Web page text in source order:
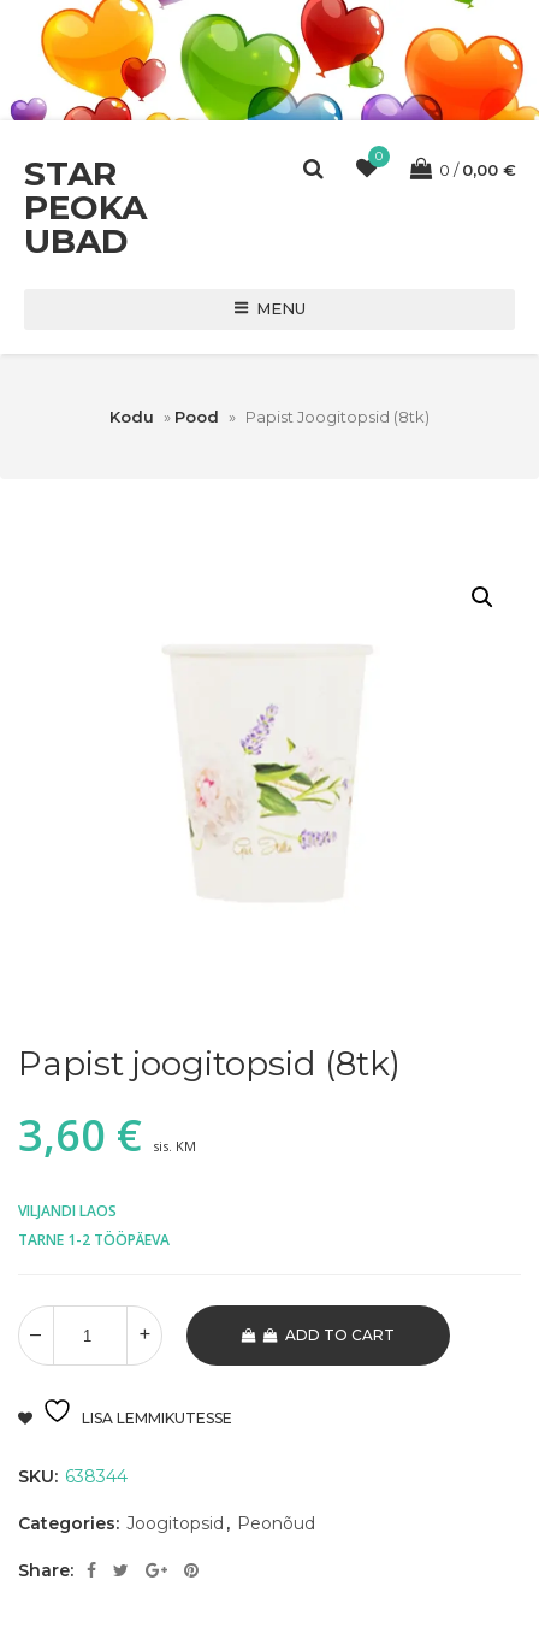
STAR
PEOKA
UBAD
0
0 0,00 €
MENU
Kodu » Pood » Papist Joogitopsid (8tk)
Papist joogitopsid (8tk)
3,60 € sis. KM
VILJANDI LAOS
TARNE 1-2 TÖÖPÄEVA
ADD TO CART
LISA LEMMIKUTESSE
SKU: 638344
Categories: Joogitopsid , Peonõud
Share: